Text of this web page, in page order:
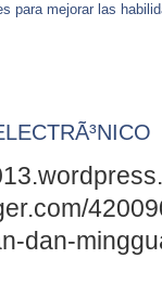
para mejorar las
dan-